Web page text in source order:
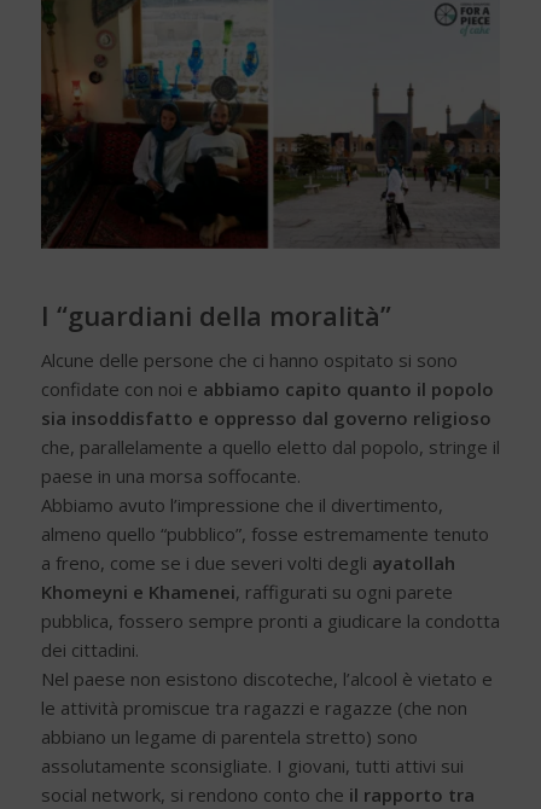
I “guardiani della moralità”
Alcune delle persone che ci hanno ospitato si sono
confidate con noi e abbiamo capito quanto il popolo
sia insoddisfatto e oppresso dal governo religioso
che, parallelamente a quello eletto dal popolo, stringe il
paese in una morsa soffocante.
Abbiamo avuto l’impressione che il divertimento,
almeno quello “pubblico”, fosse estremamente tenuto
a freno, come se i due severi volti degli ayatollah
Khomeyni e Khamenei, raffigurati su ogni parete
pubblica, fossero sempre pronti a giudicare la condotta
dei cittadini.
Nel paese non esistono discoteche, l’alcool è vietato e
le attività promiscue tra ragazzi e ragazze (che non
abbiano un legame di parentela stretto) sono
assolutamente sconsigliate. I giovani, tutti attivi sui
social network, si rendono conto che il rapporto tra